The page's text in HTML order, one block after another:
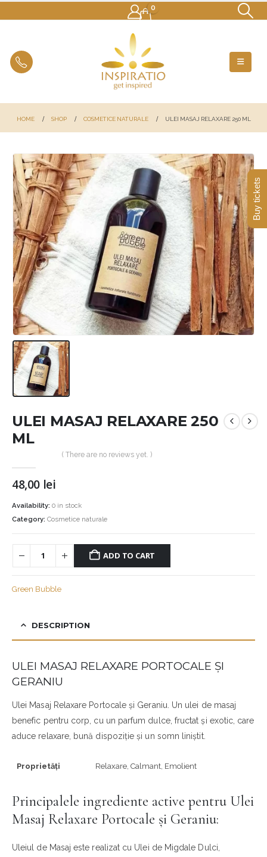
0
HOME SHOP COSMETICE NATURALE ULEI MASAJ RELAXARE 250 ML
ULEI MASAJ RELAXARE 250
ML
( There are no reviews yet. )
48,00 lei
Availability: 0 in stock
Category: Cosmetice naturale
ADD TO CART
Green Bubble
DESCRIPTION
ULEI MASAJ RELAXARE PORTOCALE ȘI
GERANIU
Ulei Masaj Relaxare Portocale și Geraniu. Un ulei de masaj
benefic pentru corp, cu un parfum dulce, fructat și exotic, care
aduce relaxare, bună dispoziție și un somn liniștit.
Proprietăți Relaxare, Calmant, Emolient
Principalele ingrediente active pentru Ulei
Masaj Relaxare Portocale și Geraniu:
Uleiul de Masaj este realizat cu Ulei de Migdale Dulci,
Buy tickets